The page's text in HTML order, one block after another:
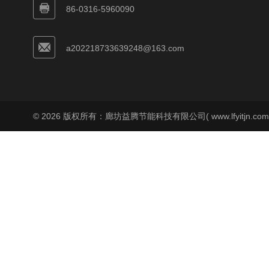
86-0316-5960090
a202218733639248@163.com
© 2026 版权所有：廊坊益腾节能科技有限公司(